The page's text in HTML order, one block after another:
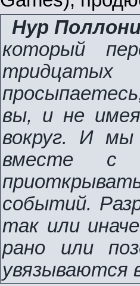
Нур
который
вы, и не
вокруг. И мы
вместе с
событий.
так или
рано или
увязываются